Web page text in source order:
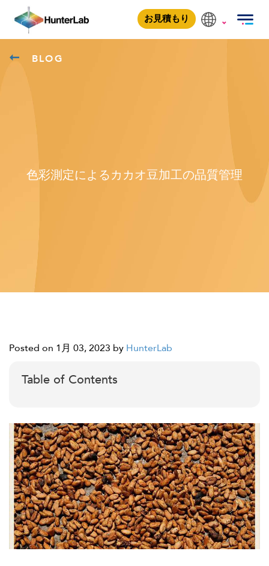
お見積もり
BLOG
色彩測定によるカカオ豆加工の品質管理
Posted on 1月 03, 2023 by HunterLab
Table of Contents